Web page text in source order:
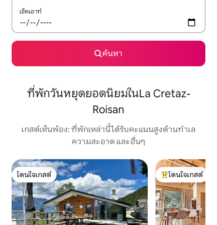
เช็คเอาท์
ค้นหา
ที่พักวันหยุดยอดนิยมในLa Cretaz-
Roisan
เกสต์เห็นพ้อง: ที่พักเหล่านี้ได้รับคะแนนสูงด้านทำเล
ความสะอาด และอื่นๆ
โดนใจเกสต์
โดนใจเกสต์
โดนใจเกสต์ที่สุด
โดนใจเกสต์